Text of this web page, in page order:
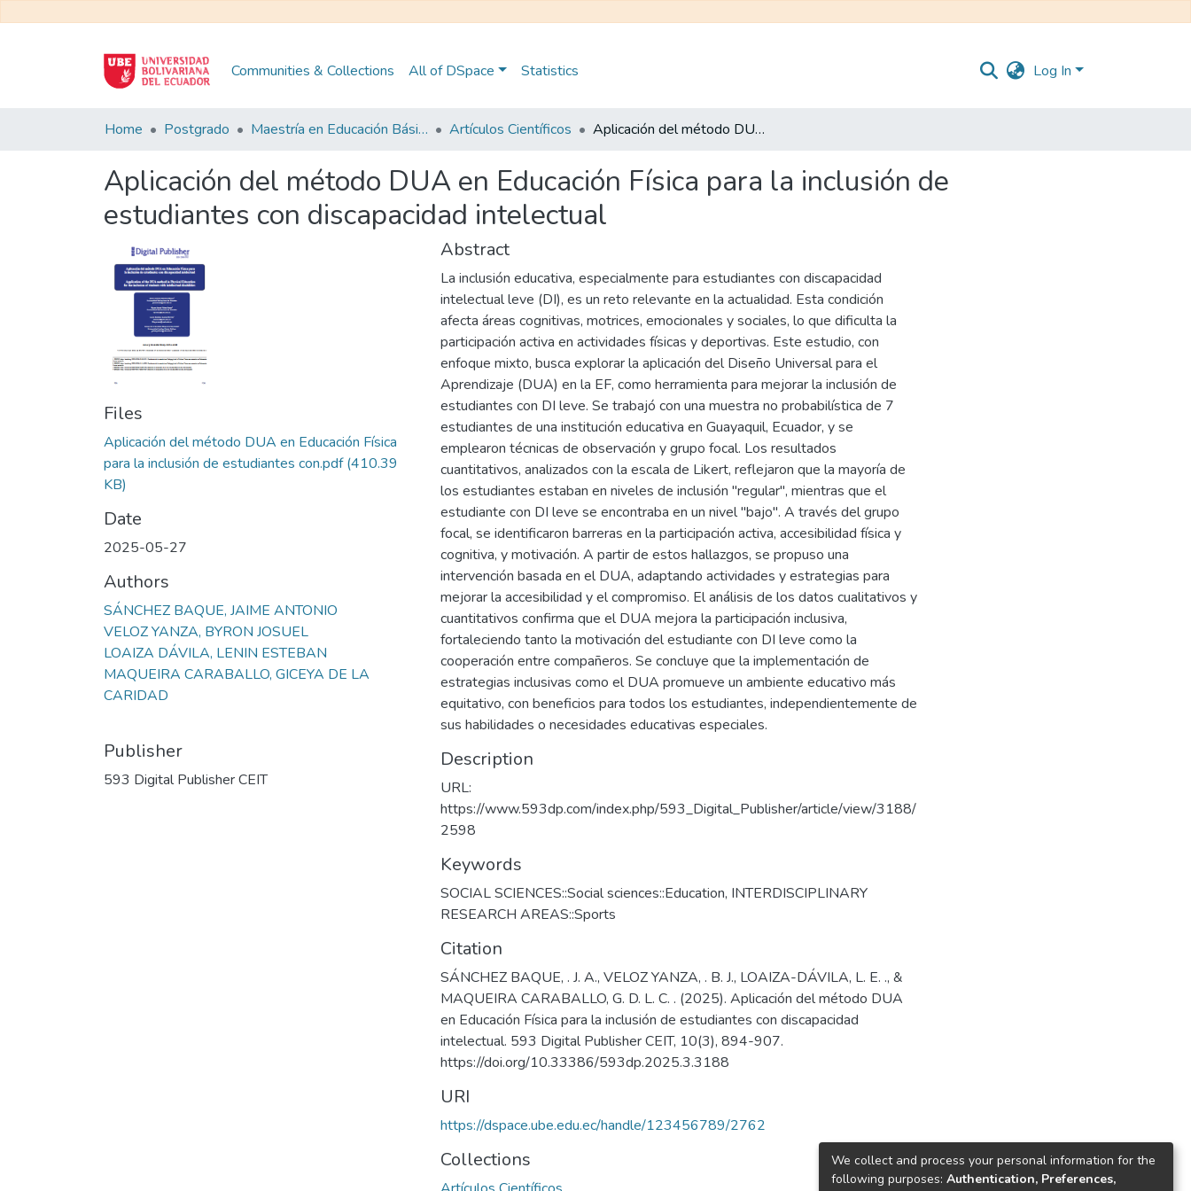
Communities & Collections All of DSpace Statistics Log In
Home Postgrado Maestría en Educación Básica Artículos Científicos Aplicación del método DUA en Educación Física para la inclusión de estudiantes con discapacidad intelectual
Aplicación del método DUA en Educación Física para la inclusión de
estudiantes con discapacidad intelectual
Files
Aplicación del método DUA en Educación Física
para la inclusión de estudiantes con.pdf(410.39
KB)
Date
2025-05-27
Authors
SÁNCHEZ BAQUE, JAIME ANTONIO
VELOZ YANZA, BYRON JOSUEL
LOAIZA DÁVILA, LENIN ESTEBAN
MAQUEIRA CARABALLO, GICEYA DE LA
CARIDAD
Publisher
593 Digital Publisher CEIT
Abstract
La inclusión educativa, especialmente para estudiantes con discapacidad
intelectual leve (DI), es un reto relevante en la actualidad. Esta condición
afecta áreas cognitivas, motrices, emocionales y sociales, lo que dificulta la
participación activa en actividades físicas y deportivas. Este estudio, con
enfoque mixto, busca explorar la aplicación del Diseño Universal para el
Aprendizaje (DUA) en la EF, como herramienta para mejorar la inclusión de
estudiantes con DI leve. Se trabajó con una muestra no probabilística de 7
estudiantes de una institución educativa en Guayaquil, Ecuador, y se
emplearon técnicas de observación y grupo focal. Los resultados
cuantitativos, analizados con la escala de Likert, reflejaron que la mayoría de
los estudiantes estaban en niveles de inclusión "regular", mientras que el
estudiante con DI leve se encontraba en un nivel "bajo". A través del grupo
focal, se identificaron barreras en la participación activa, accesibilidad física y
cognitiva, y motivación. A partir de estos hallazgos, se propuso una
intervención basada en el DUA, adaptando actividades y estrategias para
mejorar la accesibilidad y el compromiso. El análisis de los datos cualitativos y
cuantitativos confirma que el DUA mejora la participación inclusiva,
fortaleciendo tanto la motivación del estudiante con DI leve como la
cooperación entre compañeros. Se concluye que la implementación de
estrategias inclusivas como el DUA promueve un ambiente educativo más
equitativo, con beneficios para todos los estudiantes, independientemente de
sus habilidades o necesidades educativas especiales.
Description
URL:
https://www.593dp.com/index.php/593_Digital_Publisher/article/view/3188/
2598
Keywords
SOCIAL SCIENCES::Social sciences::Education, INTERDISCIPLINARY
RESEARCH AREAS::Sports
Citation
SÁNCHEZ BAQUE, . J. A., VELOZ YANZA, . B. J., LOAIZA-DÁVILA, L. E. ., &
MAQUEIRA CARABALLO, G. D. L. C. . (2025). Aplicación del método DUA
en Educación Física para la inclusión de estudiantes con discapacidad
intelectual. 593 Digital Publisher CEIT, 10(3), 894-907.
https://doi.org/10.33386/593dp.2025.3.3188
URI
https://dspace.ube.edu.ec/handle/123456789/2762
Collections
We collect and process your personal information for the
following purposes: Authentication, Preferences,